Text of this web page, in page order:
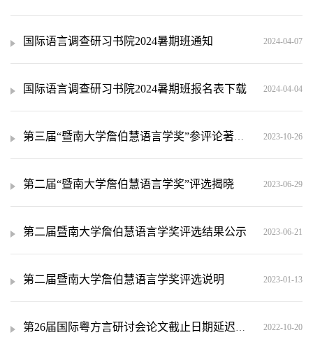
国际语言调查研习书院2024暑期班通知 2024-04-07
国际语言调查研习书院2024暑期班报名表下载 2024-04-04
第三届“暨南大学詹伯慧语言学奖”参评论著征集公告 2023-10-26
第二届“暨南大学詹伯慧语言学奖”评选揭晓 2023-06-29
第二届暨南大学詹伯慧语言学奖评选结果公示 2023-06-21
第二届暨南大学詹伯慧语言学奖评选说明 2023-01-13
第26届国际粤方言研讨会论文截止日期延迟通告 2022-10-20